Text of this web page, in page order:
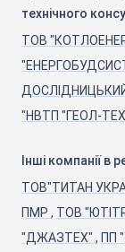
технічного
ТОВ
"НВТП "ГЕОЛ-
Інші компанії в
ТОВ"ТИТАН
ПМР , ТОВ
"ДЖАЗТЕХ" , ПП